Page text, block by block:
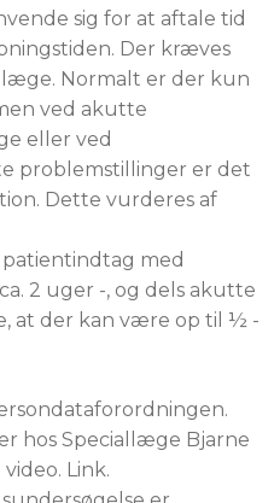
sig for at aftale tid
Der kræves
Normalt er der kun
ved akutte
eller ved
problemstillinger er det
Dette vurderes af
med
2 uger -, og dels akutte
at der kan være op til ½ -
hos Speciallæge Bjarne
Link.